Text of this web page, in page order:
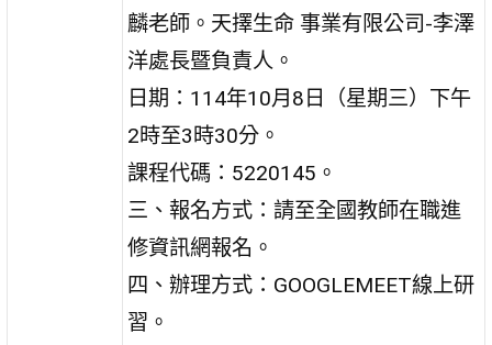
麟老師。天擇生命 事業有限公司-李澤
洋處長暨負責人。
日期：114年10月8日（星期三）下午
2時至3時30分。
課程代碼：5220145。
三、報名方式：請至全國教師在職進
修資訊網報名。
四、辦理方式：GOOGLEMEET線上研
習。